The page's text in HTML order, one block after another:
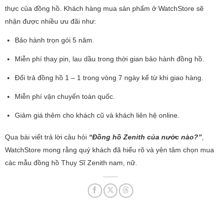
thực của đồng hồ. Khách hàng mua sản phẩm ở WatchStore sẽ
nhận được nhiều ưu đãi như:
Bảo hành trọn gói 5 năm.
Miễn phí thay pin, lau dầu trong thời gian bảo hành đồng hồ.
Đổi trả đồng hồ 1 – 1 trong vòng 7 ngày kể từ khi giao hàng.
Miễn phí vận chuyển toàn quốc.
Giảm giá thêm cho khách cũ và khách liên hệ online.
Qua bài viết trả lời câu hỏi “Đồng hồ Zenith của nước nào?”
WatchStore mong rằng quý khách đã hiểu rõ và yên tâm chọn mua
các mẫu đồng hồ Thụy Sĩ Zenith nam, nữ.